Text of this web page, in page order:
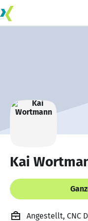
Kai
Angestellt, CNC